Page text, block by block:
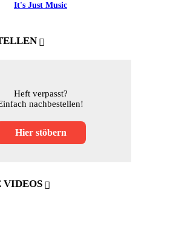
It's Just Music
Heft verpasst?
nachbestellen!
Hier stöbern
VIDEOS